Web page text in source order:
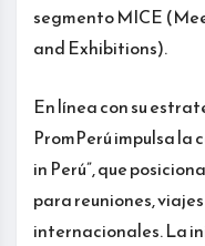
segmento MICE
and Exhibitions).
En línea con su
PromPerú impulsa
in Perú”, que
para reuniones,
internacionales. La